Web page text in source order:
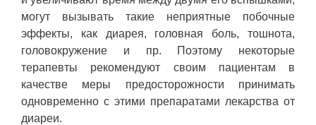
могут вызывать такие неприятные побочные
эффекты, как диарея, головная боль, тошнота,
головокружение и пр. Поэтому некоторые
терапевты рекомендуют своим пациентам в
качестве меры предосторожности принимать
одновременно с этими препаратами лекарства от
диареи.